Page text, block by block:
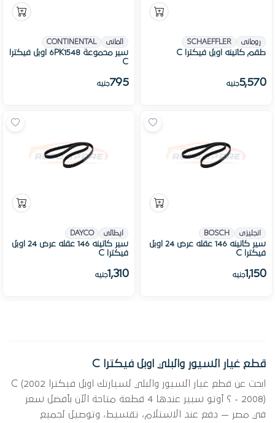
رومانى SCHAEFFLER
طقم كاتينه اوبل فيكترا C
5,570جنيه
المانى CONTINENTAL
سير محموعة 6PK1548 اوبل فيكترا
C
795جنيه
انجليزى BOSCH
سير كاتينه 146 عقله عرض 24 اوبل
فيكترا C
1,150جنيه
ايطالى DAYCO
سير كاتينه 146 عقله عرض 24 اوبل
فيكترا C
1,310جنيه
قطع غيار السيور والبلي اوبل فيكترا C
ابحث عن قطع غيار السيور والبلي لسيارتك اوبل فيكترا C (2002
- 2008) ؟ أوتو سبير عندها 4 قطعة متاحة الآن بأفضل سعر
في مصر — دفع عند الاستلام، تقسيط، وتوصيل لجميع